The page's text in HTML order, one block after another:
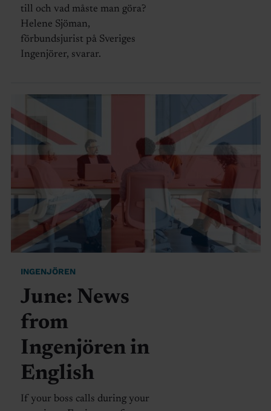
till och vad måste man göra?
Helene Sjöman,
förbundsjurist på Sveriges
Ingenjörer, svarar.
INGENJÖREN
June: News
from
Ingenjören in
English
If your boss calls during your